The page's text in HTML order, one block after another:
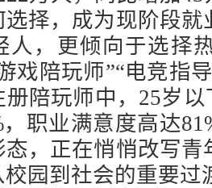
择，成为现阶段
人，更倾向于选择
陪玩师”“电竞指
陪玩师中，25岁
职业满意度高达
态，正在悄悄改写
园到社会的重要过